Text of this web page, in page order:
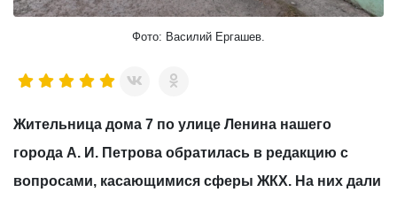
Фото: Василий Ергашев.
Жительница дома 7 по улице Ленина нашего
города А. И. Петрова обратилась в редакцию с
вопросами, касающимися сферы ЖКХ. На них дали